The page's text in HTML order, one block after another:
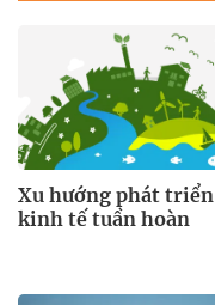
Xu hướng phát triển
kinh tế tuần hoàn